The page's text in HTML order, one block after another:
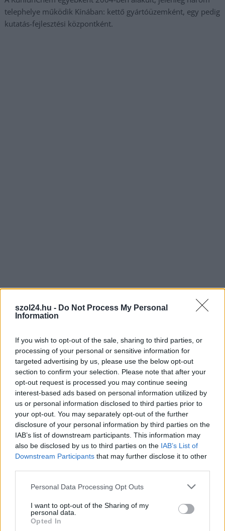
szol24.hu - Do Not Process My Personal
Information
If you wish to opt-out of the sale, sharing to third parties, or
processing of your personal or sensitive information for
targeted advertising by us, please use the below opt-out
section to confirm your selection. Please note that after your
opt-out request is processed you may continue seeing
interest-based ads based on personal information utilized by
us or personal information disclosed to third parties prior to
your opt-out. You may separately opt-out of the further
disclosure of your personal information by third parties on the
IAB’s list of downstream participants. This information may
also be disclosed by us to third parties on the IAB’s List of
Downstream Participants that may further disclose it to other
Please note that this website/app uses one or more Google
not limited to your visit or usage behaviour. You may click to
grant or deny consent to Google and its third-party tags to
use your data for below specified purposes in below Google
Personal Data Processing Opt Outs
I want to opt-out of the Sharing of my
personal data.
Opted In
telephelye működik Kínában: kettő gyártóüzemként, egy pedig
kutatás-fejlesztési központként.
Ha szeretne tájékozott és jól értesült lenni, de messzire
Amennyiben szívesen lenne a támogatónk,kattintson
és csatlakozzon adománygyűjtésünkhöz!
JNSZ megyei hírek abony,akkumulátor,elektrolit,elektrolitgyár
gyár,kína,kunlunchem ,Szolnok,üzem
Bejegyzés
navigáció
Gyorsteszt, rajtaütés, két
őrizet
Egy szolnoki benzinkúton
randalírozott, most elítélték a
fővárosi férfit
Kapcsolódó cikkek